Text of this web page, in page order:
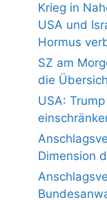
Krieg in
USA und
Hormus
SZ am
die
USA:
Dimension